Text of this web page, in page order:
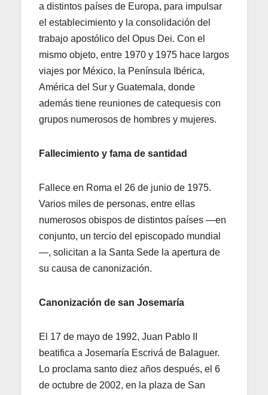
a distintos países de Europa, para impulsar
el establecimiento y la consolidación del
trabajo apostólico del Opus Dei. Con el
mismo objeto, entre 1970 y 1975 hace largos
viajes por México, la Península Ibérica,
América del Sur y Guatemala, donde
además tiene reuniones de catequesis con
grupos numerosos de hombres y mujeres.
Fallecimiento y fama de santidad
Fallece en Roma el 26 de junio de 1975.
Varios miles de personas, entre ellas
numerosos obispos de distintos países —en
conjunto, un tercio del episcopado mundial
—, solicitan a la Santa Sede la apertura de
su causa de canonización.
Canonización de san Josemaría
El 17 de mayo de 1992, Juan Pablo II
beatifica a Josemaría Escrivá de Balaguer.
Lo proclama santo diez años después, el 6
de octubre de 2002, en la plaza de San